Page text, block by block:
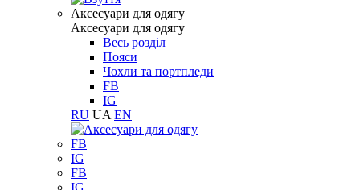
Aксесуари для одягу
Aксесуари для одягу
Весь розділ
Пояси
Чохли та портпледи
FB
IG
RU UA EN
FB
IG
FB
IG